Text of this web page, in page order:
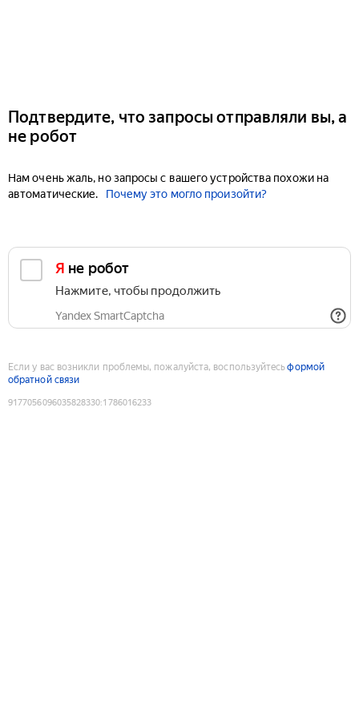
Подтвердите, что запросы отправляли вы, а
не робот
Нам очень жаль, но запросы с вашего устройства похожи на
автоматические.
Почему это могло произойти?
Я не робот
Нажмите, чтобы продолжить
Yandex SmartCaptcha
Если у вас возникли проблемы, пожалуйста, воспользуйтесьформой
обратной связи
9177056096035828330:1786016233